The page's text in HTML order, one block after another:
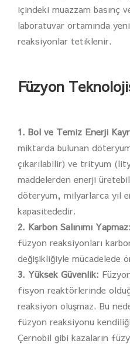
içindeki muazzam basınç
laboratuvar ortamında
reaksiyonlar tetiklenir.
Füzyon
1. Bol ve Temiz Enerji
miktarda bulunan
çıkarılabilir) ve trityum
maddelerden enerji
döteryum, milyarlarca yıl
kapasitededir.
2. Karbon Salınımı Yapmaz:
füzyon reaksiyonları
değişikliğiyle mücadelede
3. Yüksek Güvenlik:
fisyon reaktörlerinde
reaksiyon oluşmaz. Bu
füzyon reaksiyonu
Çernobil gibi kazaların